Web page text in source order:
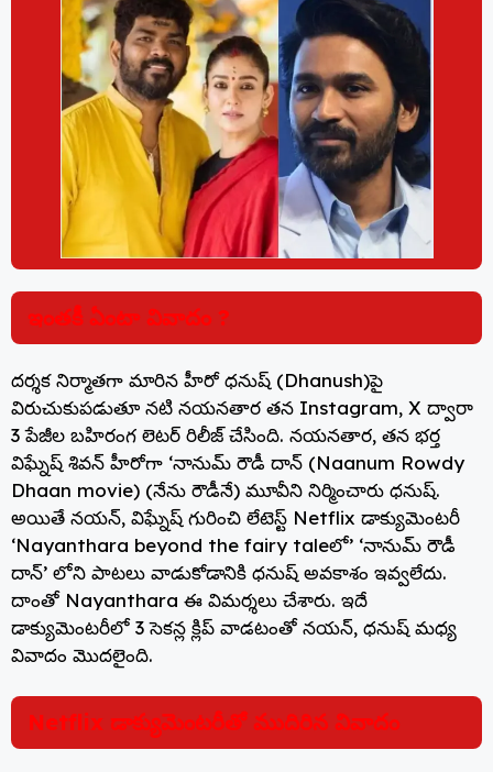
ఇంతకీ ఏంటా వివాదం ?
దర్శక నిర్మాతగా మారిన హీరో ధనుష్‌ (Dhanush)పై
విరుచుకుపడుతూ నటి నయనతార తన Instagram, X ద్వారా
3 పేజీల బహిరంగ లెటర్ రిలీజ్ చేసింది. నయనతార, తన భర్త
విఘ్నేష్ శివన్‌ హీరోగా ‘నానుమ్ రౌడీ దాన్ (Naanum Rowdy
Dhaan movie) (నేను రౌడీనే) మూవీని నిర్మించారు ధనుష్.
అయితే నయన్, విఘ్నేష్ గురించి లేటెస్ట్ Netflix డాక్యుమెంటరీ
‘Nayanthara beyond the fairy taleలో’ ‘నానుమ్‌ రౌడీ
దాన్‌’ లోని పాటలు వాడుకోడానికి ధనుష్ అవకాశం ఇవ్వలేదు.
దాంతో Nayanthara ఈ విమర్శలు చేశారు. ఇదే
డాక్యుమెంటరీలో 3 సెకన్ల క్లిప్ వాడటంతో నయన్, ధనుష్ మధ్య
వివాదం మొదలైంది.
Netflix డాక్యుమెంటరీతో ముదిరిన వివాదం